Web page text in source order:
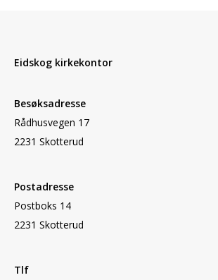
Eidskog kirkekontor
Besøksadresse
Rådhusvegen 17
2231 Skotterud
Postadresse
Postboks 14
2231 Skotterud
Tlf